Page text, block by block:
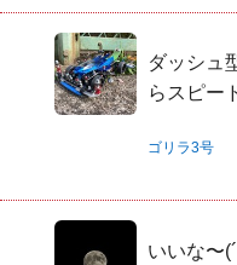
ダッシュ
らスピー
ゴリラ3号
いいな〜